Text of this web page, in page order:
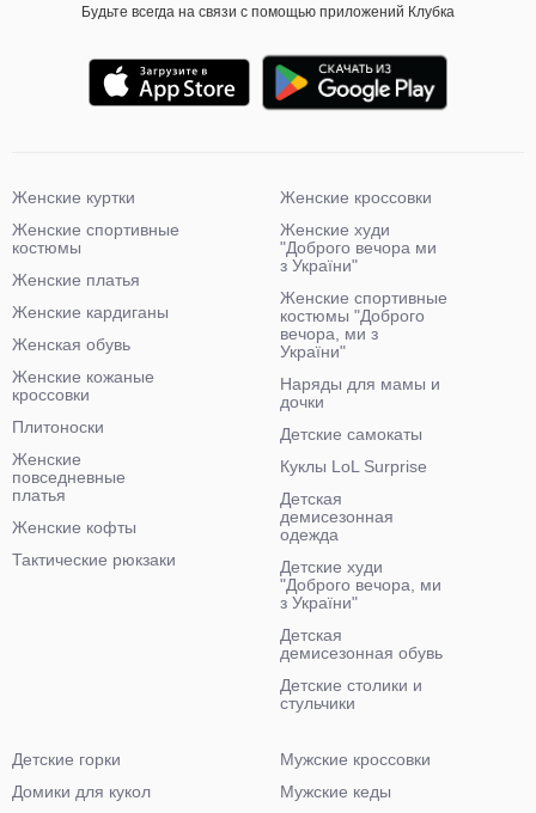
Будьте всегда на связи с помощью приложений Клубка
Женские куртки
Женские спортивные
костюмы
Женские платья
Женские кардиганы
Женская обувь
Женские кожаные
кроссовки
Плитоноски
Женские
повседневные
платья
Женские кофты
Тактические рюкзаки
Женские кроссовки
Женские худи
"Доброго вечора ми
з України"
Женские спортивные
костюмы "Доброго
вечора, ми з
України"
Наряды для мамы и
дочки
Детские самокаты
Куклы LoL Surprise
Детская
демисезонная
одежда
Детские худи
"Доброго вечора, ми
з України"
Детская
демисезонная обувь
Детские столики и
стульчики
Детские горки
Домики для кукол
Мужские кроссовки
Мужские кеды